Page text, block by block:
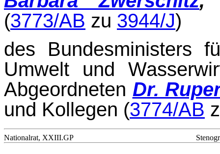
(3773/AB zu 3944/J)
des Bundesministers
Umwelt und
Abgeordneten Dr.
und Kollegen (3774/AB
Nationalrat, XXIII.GP